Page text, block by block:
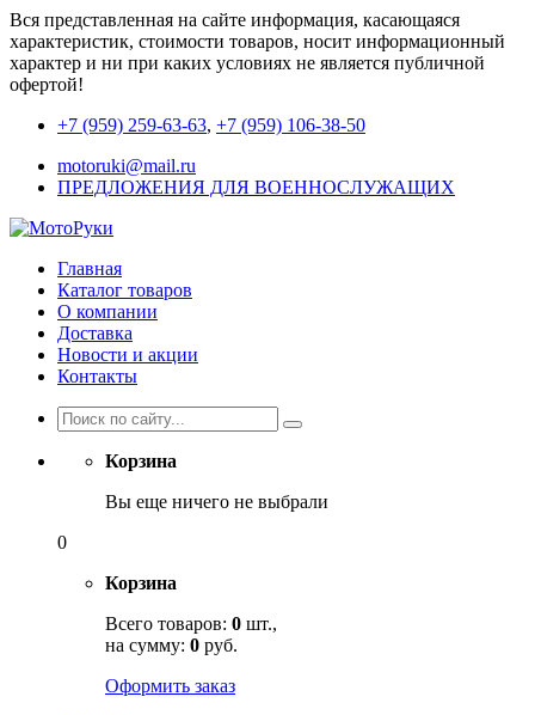
Вся представленная на сайте информация, касающаяся
характеристик, стоимости товаров, носит информационный
характер и ни при каких условиях не является публичной
офертой!
+7 (959) 259-63-63, +7 (959) 106-38-50
motoruki@mail.ru
ПРЕДЛОЖЕНИЯ ДЛЯ ВОЕННОСЛУЖАЩИХ
Главная
Каталог товаров
О компании
Доставка
Новости и акции
Контакты
Корзина
Вы еще ничего не выбрали
0
Корзина
Всего товаров: 0 шт.,
на сумму: 0 руб.
Оформить заказ